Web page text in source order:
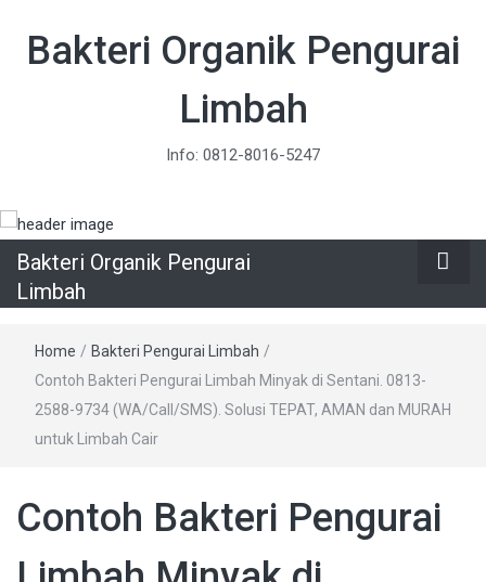
Bakteri Organik Pengurai
Limbah
Info: 0812-8016-5247
Bakteri Organik Pengurai
Limbah
Home / Bakteri Pengurai Limbah /
Contoh Bakteri Pengurai Limbah Minyak di Sentani. 0813-
2588-9734 (WA/Call/SMS). Solusi TEPAT, AMAN dan MURAH
untuk Limbah Cair
Contoh Bakteri Pengurai